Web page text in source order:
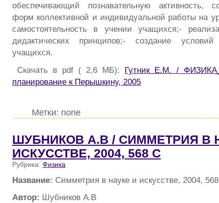
обеспечивающий познавательную активность,
форм коллективной и индивидуальной работы на
самостоятельность в учении учащихся;-
дидактических принципов;- создание
учащихся.
Скачать в pdf ( 2,6 МБ): Гутник Е.М. /
планирование к Перышкину, 2005
Метки: none
ШУБНИКОВ А.В / СИММЕТРИЯ В
ИСКУССТВЕ, 2004, 568 С
Рубрика: Физика
Название: Симметрия в науке и искусстве, 2004,
Автор: Шубников А.В